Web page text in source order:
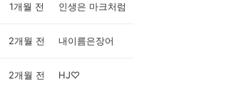
1개월 전 인생은 마크처럼
2개월 전 내이름은장어
2개월 전 HJ♡